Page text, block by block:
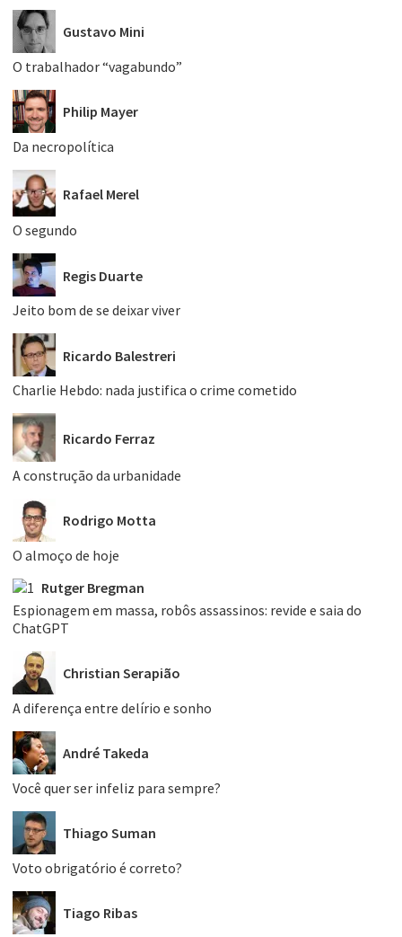
Gustavo Mini
O trabalhador “vagabundo”
Philip Mayer
Da necropolítica
Rafael Merel
O segundo
Regis Duarte
Jeito bom de se deixar viver
Ricardo Balestreri
Charlie Hebdo: nada justifica o crime cometido
Ricardo Ferraz
A construção da urbanidade
Rodrigo Motta
O almoço de hoje
Rutger Bregman
Espionagem em massa, robôs assassinos: revide e saia do
ChatGPT
Christian Serapião
A diferença entre delírio e sonho
André Takeda
Você quer ser infeliz para sempre?
Thiago Suman
Voto obrigatório é correto?
Tiago Ribas